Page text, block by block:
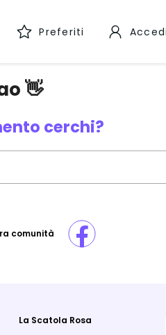
Preferiti
👋
cerchi?
comunità
La Scatola Rosa